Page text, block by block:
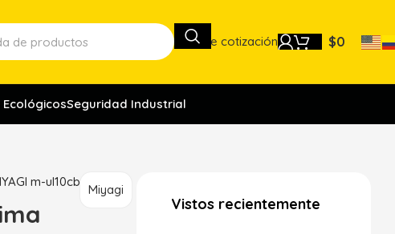
Lista de cotización $0
EcológicosSeguridad Industrial
m-ul10cb
Miyagi
Vistos recientemente